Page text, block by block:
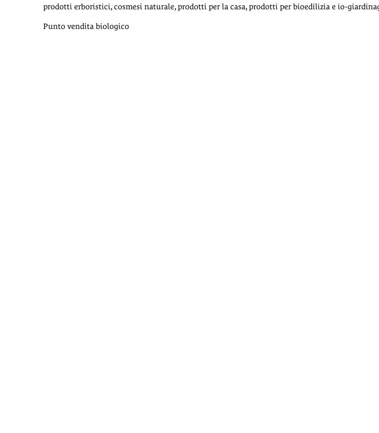
prodotti erboristici, cosmesi naturale, prodotti per la casa, prodotti per bioedilizia e io-
Punto vendita biologico